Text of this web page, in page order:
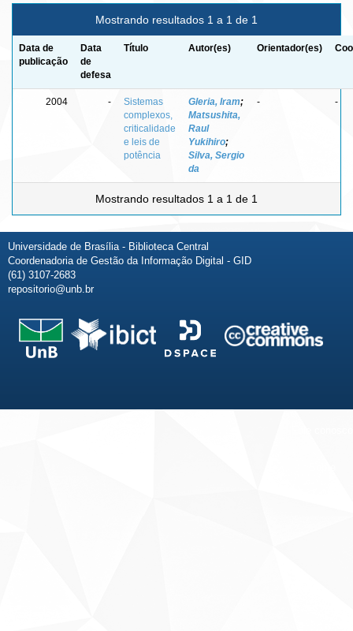
Mostrando resultados 1 a 1 de 1
Data de
publicação
Data
de
defesa
Título Autor(es) Orientador(es)
2004 -
Sistemas
complexos,
criticalidade
e leis de
potência
Gleria, Iram;
Matsushita,
Raul
Yukihiro;
Silva, Sergio
da
- -
Mostrando resultados 1 a 1 de 1
Universidade de Brasília - Biblioteca Central
Coordenadoria de Gestão da Informação Digital - GID
(61) 3107-2683
repositorio@unb.br